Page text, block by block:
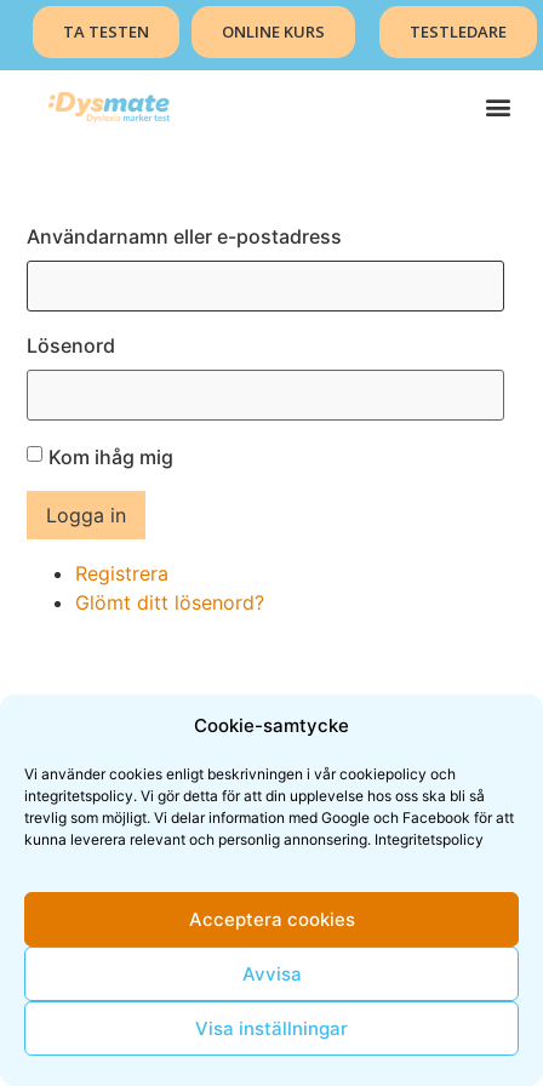
Cookie-samtycke
Vi använder cookies enligt beskrivningen i vår cookiepolicy och
integritetspolicy. Vi gör detta för att din upplevelse hos oss ska bli så
trevlig som möjligt. Vi delar information med Google och Facebook för att
kunna leverera relevant och personlig annonsering. Integritetspolicy
Acceptera cookies
Avvisa
Visa inställningar
TA TESTEN ONLINE KURS TESTLEDARE
Användarnamn eller e-postadress
Lösenord
Kom ihåg mig
Logga in
Registrera
Glömt ditt lösenord?
Anmäl dig till nyhetsbrevet
© 2022 Dysmate – fueled by